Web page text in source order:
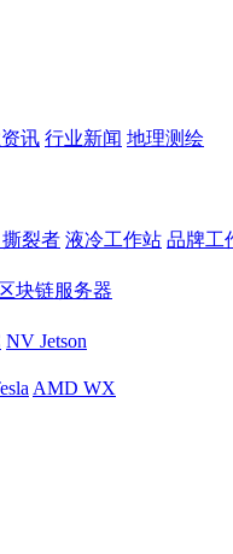
讯 行业新闻 地理测绘
裂者 液冷工作站 品牌工
区块链服务器
NV Jetson
AMD WX